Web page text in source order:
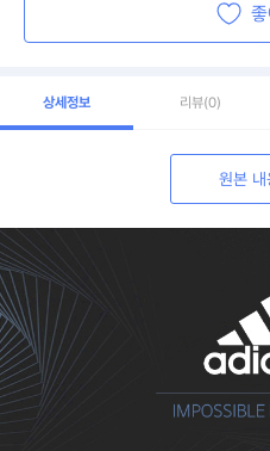
상세정보 리뷰(0)
원본 내